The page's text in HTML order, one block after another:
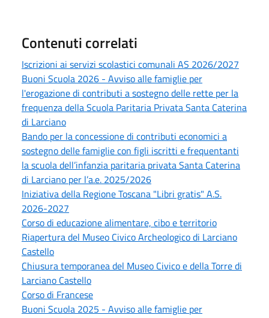
Contenuti correlati
Iscrizioni ai servizi scolastici comunali AS 2026/2027
Buoni Scuola 2026 - Avviso alle famiglie per
l'erogazione di contributi a sostegno delle rette per la
frequenza della Scuola Paritaria Privata Santa Caterina
di Larciano
Bando per la concessione di contributi economici a
sostegno delle famiglie con figli iscritti e frequentanti
la scuola dell’infanzia paritaria privata Santa Caterina
di Larciano per l’a.e. 2025/2026
Iniziativa della Regione Toscana "Libri gratis" A.S.
2026-2027
Corso di educazione alimentare, cibo e territorio
Riapertura del Museo Civico Archeologico di Larciano
Castello
Chiusura temporanea del Museo Civico e della Torre di
Larciano Castello
Corso di Francese
Buoni Scuola 2025 - Avviso alle famiglie per